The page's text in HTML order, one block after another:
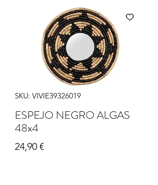
SKU: VIVIE39326019
ESPEJO NEGRO ALGAS
48x4
24,90 €Precio